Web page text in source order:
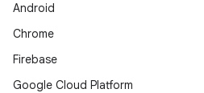
Android
Chrome
Firebase
Google Cloud Platform